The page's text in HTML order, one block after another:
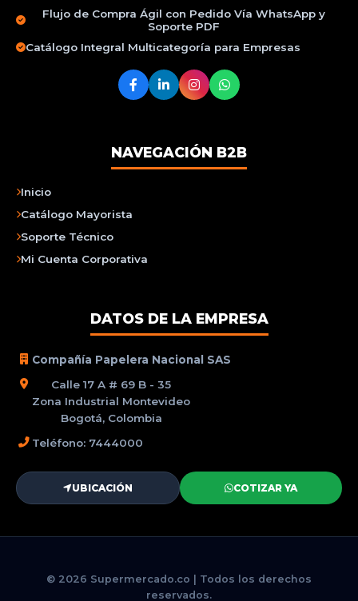
Flujo de Compra Ágil con Pedido Vía WhatsApp y
Soporte PDF
Catálogo Integral Multicategoría para Empresas
NAVEGACIÓN B2B
Inicio
Catálogo Mayorista
Soporte Técnico
Mi Cuenta Corporativa
DATOS DE LA EMPRESA
Compañía Papelera Nacional SAS
Calle 17 A # 69 B - 35
Zona Industrial Montevideo
Bogotá, Colombia
Teléfono: 7444000
UBICACIÓN COTIZAR YA
© 2026 Supermercado.co | Todos los derechos
reservados.